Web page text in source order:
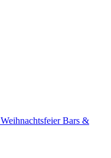
WeihnachtsfeierBars &